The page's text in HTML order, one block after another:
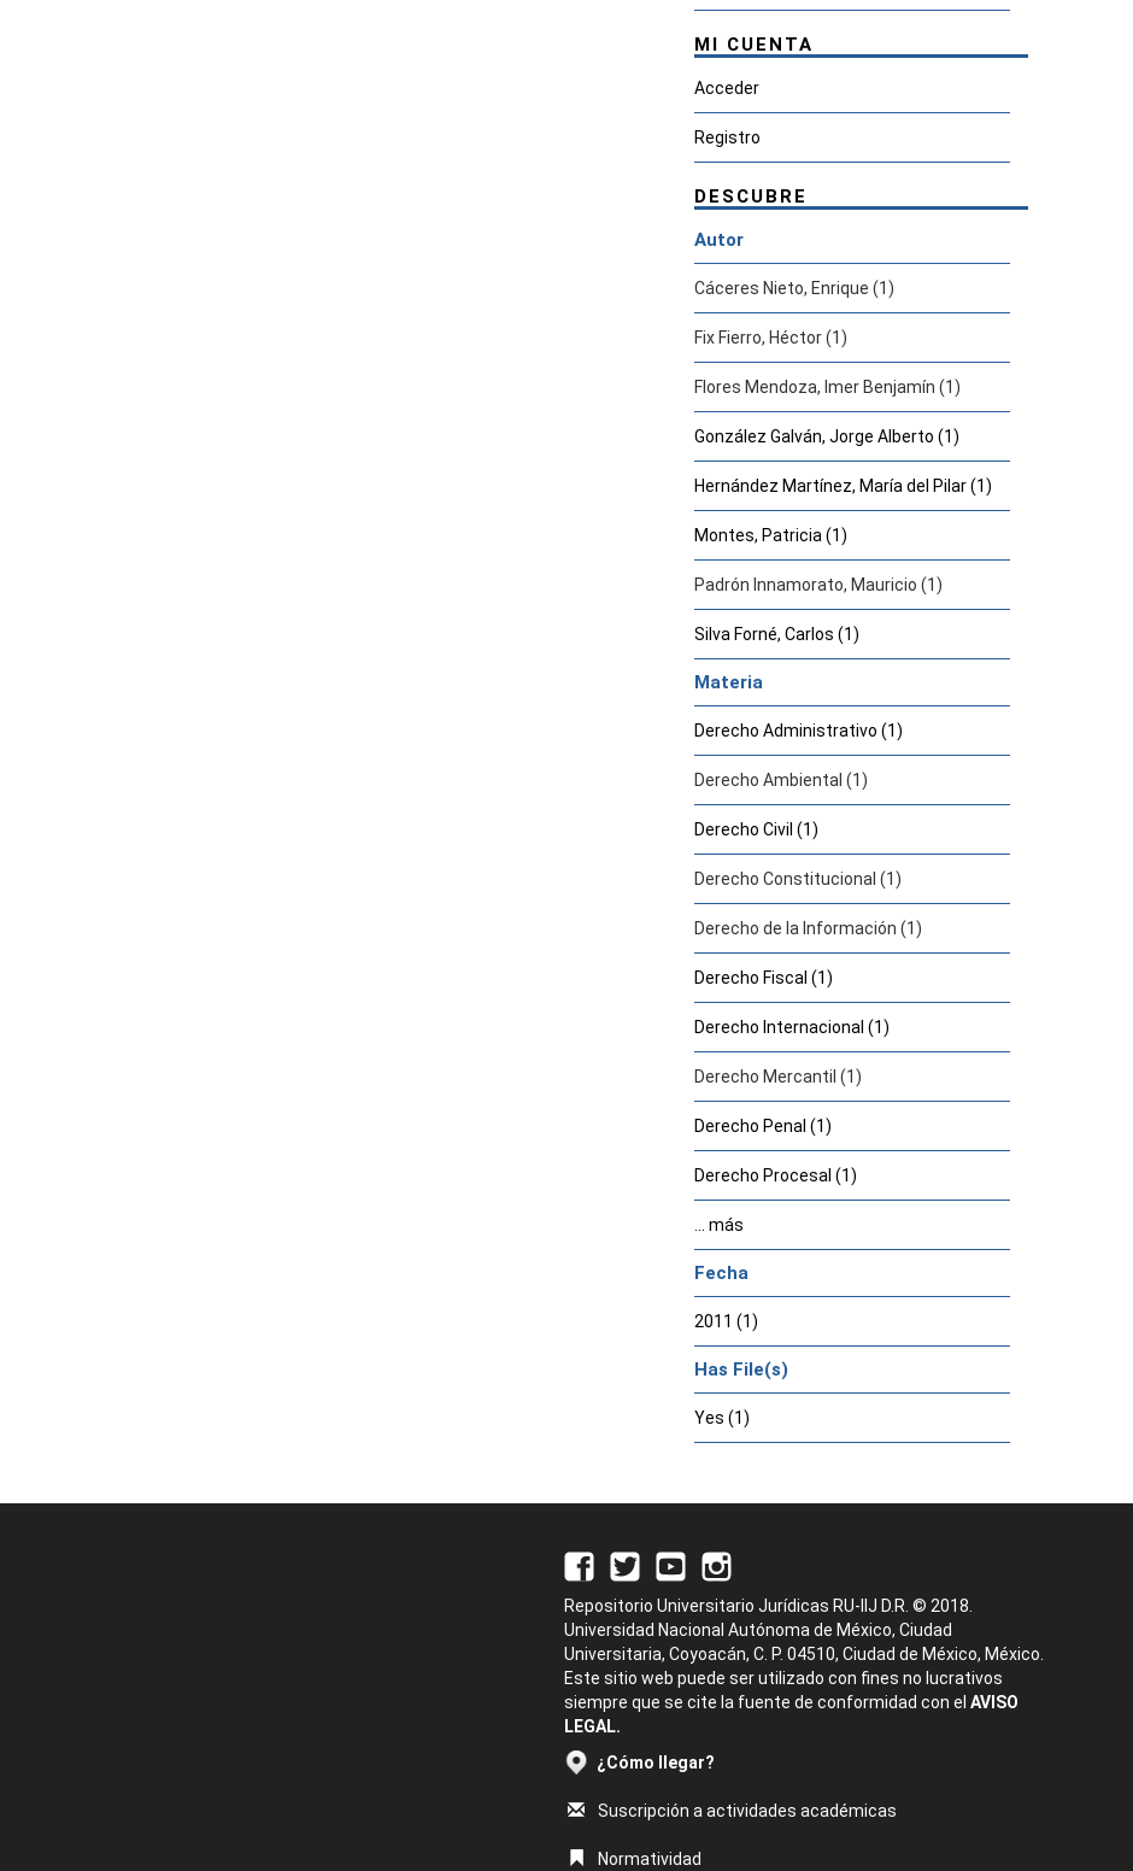
MI CUENTA
Acceder
Registro
DESCUBRE
Autor
Cáceres Nieto, Enrique (1)
Fix Fierro, Héctor (1)
Flores Mendoza, Imer Benjamín (1)
González Galván, Jorge Alberto (1)
Hernández Martínez, María del Pilar (1)
Montes, Patricia (1)
Padrón Innamorato, Mauricio (1)
Silva Forné, Carlos (1)
Materia
Derecho Administrativo (1)
Derecho Ambiental (1)
Derecho Civil (1)
Derecho Constitucional (1)
Derecho de la Información (1)
Derecho Fiscal (1)
Derecho Internacional (1)
Derecho Mercantil (1)
Derecho Penal (1)
Derecho Procesal (1)
... más
Fecha
2011 (1)
Has File(s)
Yes (1)
Repositorio Universitario Jurídicas RU-IIJ D.R. © 2018.
Universidad Nacional Autónoma de México, Ciudad
Universitaria, Coyoacán, C. P. 04510, Ciudad de México, México.
Este sitio web puede ser utilizado con fines no lucrativos
siempre que se cite la fuente de conformidad con el AVISO
LEGAL.
¿Cómo llegar?
Suscripción a actividades académicas
Normatividad